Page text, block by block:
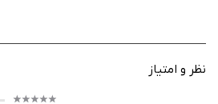
گیم پلی
نظر و امتیاز